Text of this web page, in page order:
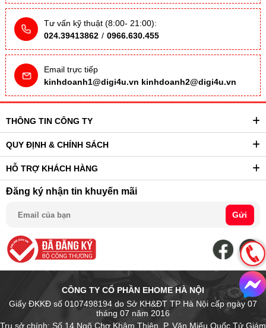
Tư vấn kỹ thuật (8:00- 21:00):
024.39413862 / 0966.630.455
Email trực tiếp
kinhdoanh1@digi4u.vn kinhdoanh2@digi4u.vn
THÔNG TIN CÔNG TY
QUY ĐỊNH & CHÍNH SÁCH
HỖ TRỢ KHÁCH HÀNG
Đăng ký nhận tin khuyến mãi
Gửi
CÔNG TY CỔ PHẦN EHOME HÀ NỘI
Giấy ĐKKĐ số 0107498194 do Sở KH&ĐT TP Hà Nội cấp ngày 07
tháng 07 năm 2016
Trụ sở chính: Số 14 Ngõ Chợ Khâm Thiên, P. Văn Miếu Quốc Tử Giám